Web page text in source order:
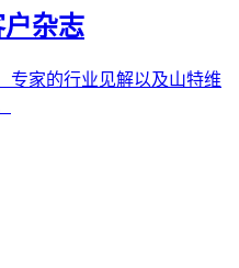
杂志
专家的行业见解以及山特维